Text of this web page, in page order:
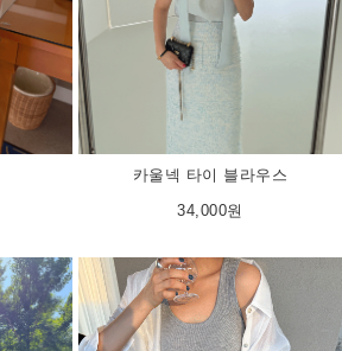
카울넥 타이 블라우스
34,000원